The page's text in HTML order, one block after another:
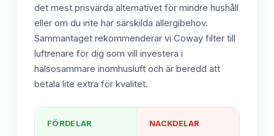
det mest prisvärda alternativet för mindre hushåll
eller om du inte har särskilda allergibehov.
Sammantaget rekommenderar vi Coway filter till
luftrenare för dig som vill investera i
hälsosammare inomhusluft och är beredd att
betala lite extra för kvalitet.
FÖRDELAR NACKDELAR